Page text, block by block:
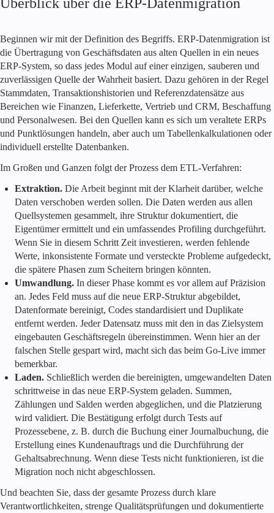
Beginnen wir mit der Definition des Begriffs. ERP-Datenmigration ist
die Übertragung von Geschäftsdaten aus alten Quellen in ein neues
ERP-System, so dass jedes Modul auf einer einzigen, sauberen und
zuverlässigen Quelle der Wahrheit basiert. Dazu gehören in der Regel
Stammdaten, Transaktionshistorien und Referenzdatensätze aus
Bereichen wie Finanzen, Lieferkette, Vertrieb und CRM, Beschaffung
und Personalwesen. Bei den Quellen kann es sich um veraltete ERPs
und Punktlösungen handeln, aber auch um Tabellenkalkulationen oder
individuell erstellte Datenbanken.
Im Großen und Ganzen folgt der Prozess dem ETL-Verfahren:
Extraktion. Die Arbeit beginnt mit der Klarheit darüber, welche
Daten verschoben werden sollen. Die Daten werden aus allen
Quellsystemen gesammelt, ihre Struktur dokumentiert, die
Eigentümer ermittelt und ein umfassendes Profiling durchgeführt.
Wenn Sie in diesem Schritt Zeit investieren, werden fehlende
Werte, inkonsistente Formate und versteckte Probleme aufgedeckt,
die spätere Phasen zum Scheitern bringen könnten.
Umwandlung. In dieser Phase kommt es vor allem auf Präzision
an. Jedes Feld muss auf die neue ERP-Struktur abgebildet,
Datenformate bereinigt, Codes standardisiert und Duplikate
entfernt werden. Jeder Datensatz muss mit den in das Zielsystem
eingebauten Geschäftsregeln übereinstimmen. Wenn hier an der
falschen Stelle gespart wird, macht sich das beim Go-Live immer
bemerkbar.
Laden. Schließlich werden die bereinigten, umgewandelten Daten
schrittweise in das neue ERP-System geladen. Summen,
Zählungen und Salden werden abgeglichen, und die Platzierung
wird validiert. Die Bestätigung erfolgt durch Tests auf
Prozessebene, z. B. durch die Buchung einer Journalbuchung, die
Erstellung eines Kundenauftrags und die Durchführung der
Gehaltsabrechnung. Wenn diese Tests nicht funktionieren, ist die
Migration noch nicht abgeschlossen.
Und beachten Sie, dass der gesamte Prozess durch klare
Verantwortlichkeiten, strenge Qualitätsprüfungen und dokumentierte